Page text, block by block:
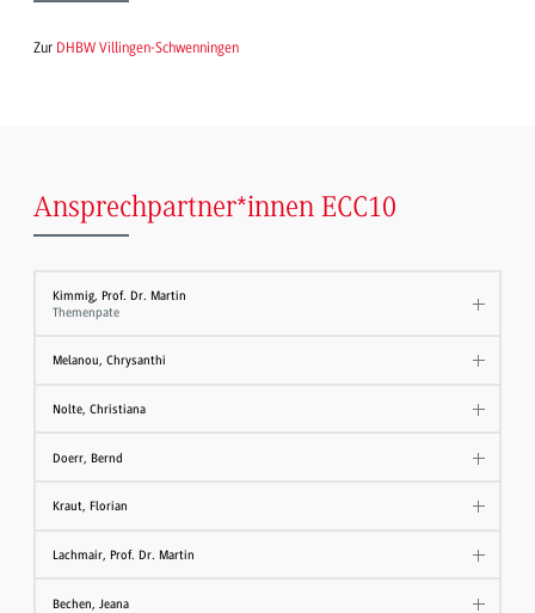
Zur DHBW Villingen-Schwenningen
Ansprechpartner*innen ECC10
Kimmig, Prof. Dr. Martin
Themenpate
Melanou, Chrysanthi
Nolte, Christiana
Doerr, Bernd
Kraut, Florian
Lachmair, Prof. Dr. Martin
Bechen, Jeana